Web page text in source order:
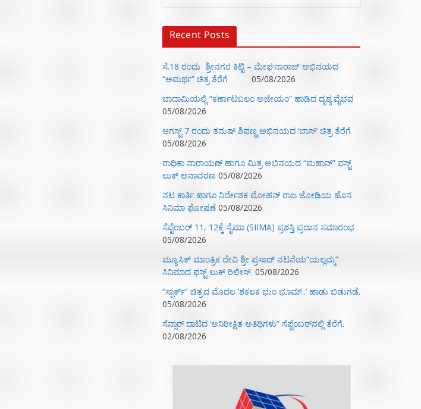
Recent Posts
ಸೆ.18 ರಂದು ಶ್ರೀನಗರ ಕಿಟ್ಟಿ – ಮೇಘನಾರಾಜ್ ಅಭಿನಯದ
“ಅಮರ್ಥ” ಚಿತ್ರ ತೆರೆಗೆ
05/08/2026
ಬಾದಾಮಿಯಲ್ಲಿ “ಕರ್ಣಾಟಬಲಂ ಅಜೇಯಂ” ಹಾಡಿದ ದೃಶ್ಯ ವೈಭವ
05/08/2026
ಆಗಸ್ಟ್ 7 ರಂದು ತನುಷ್ ಶಿವಣ್ಣ ಅಭಿನಯದ ‘ಬಾಸ್’ ಚಿತ್ರ ತೆರೆಗೆ
05/08/2026
ರಾಧಿಕಾ ನಾರಾಯಣ್ ಹಾಗೂ ಮಿತ್ರ ಅಭಿನಯದ “ಮಹಾನ್” ಫಸ್ಟ್
ಲುಕ್ ಅನಾವರಣ 05/08/2026
ನಟ ಕಾರ್ತಿ ಹಾಗೂ ನಿರ್ದೇಶಕ ಮೋಹನ್ ರಾಜ ಜೋಡಿಯ ಹೊಸ
ಸಿನಿಮಾ ಘೋಷಣೆ 05/08/2026
ಸೆಪ್ಟೆಂಬರ್ 11, 12ಕ್ಕೆ ಸೈಮಾ (SIIMA) ಪ್ರಶಸ್ತಿ ಪ್ರದಾನ ಸಮಾರಂಭ
05/08/2026
ಮ್ಯೂಸಿಕ್‌ ಮಾಂತ್ರಿಕ ದೇವಿ ಶ್ರೀ ಪ್ರಸಾದ್ ನಟನೆಯ”ಯಲ್ಲಮ್ಮ”
ಸಿನಿಮಾದ ಫಸ್ಟ್‌ ಲುಕ್‌ ರಿಲೀಸ್. 05/08/2026
“ಸ್ಪಾರ್ಕ್” ಚಿತ್ರದ ಮೊದಲ‌ ‘ಶಕಲಕ ಭುಂ‌ ಭೂಮ್..’ ಹಾಡು ಬಿಡುಗಡೆ.
05/08/2026
ಸೆನ್ಸಾರ್ ದಾಟಿದ ‘ಅನಿರೀಕ್ಷಿತ ಅತಿಥಿಗಳು” ಸೆಪ್ಟೆಂಬರ್‌ನಲ್ಲಿ ತೆರೆಗೆ.
02/08/2026